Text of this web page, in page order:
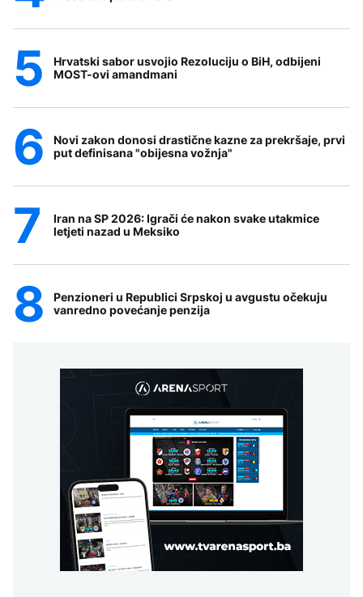
Hrvatski sabor usvojio Rezoluciju o BiH, odbijeni
MOST-ovi amandmani
Novi zakon donosi drastične kazne za prekršaje, prvi
put definisana "obijesna vožnja"
Iran na SP 2026: Igrači će nakon svake utakmice
letjeti nazad u Meksiko
Penzioneri u Republici Srpskoj u avgustu očekuju
vanredno povećanje penzija